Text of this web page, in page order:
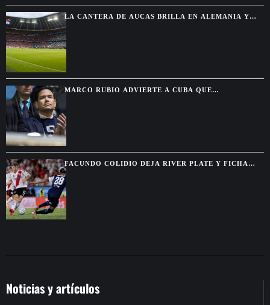
LA CANTERA DE AUCAS BRILLA EN ALEMANIA Y
TERMINA INVICTA FRENTE A GRANDES CLUBES
MARCO RUBIO ADVIERTE A CUBA QUE
FACUNDO COLIDIO DEJA RIVER PLATE Y FICHA
POR VASCO DA GAMA HASTA 2029
Noticias y artículos